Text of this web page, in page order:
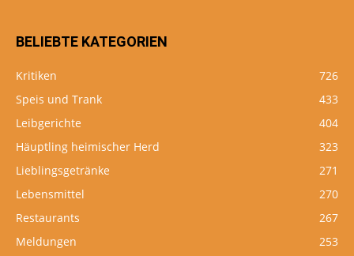
BELIEBTE KATEGORIEN
Kritiken
726
Speis und Trank
433
Leibgerichte
404
Häuptling heimischer Herd
323
Lieblingsgetränke
271
Lebensmittel
270
Restaurants
267
Meldungen
253